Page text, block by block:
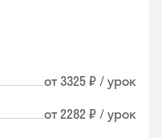
от 3325 ₽ / урок
от 2282 ₽ / урок